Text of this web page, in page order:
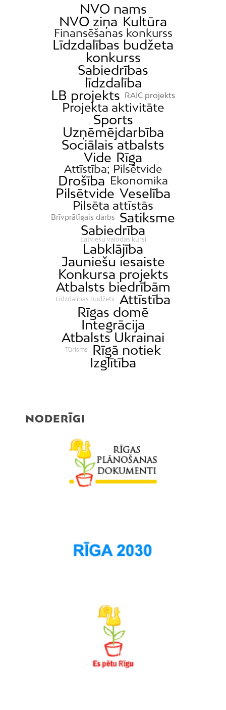
NVO nams
NVO ziņa Kultūra
Finansēšanas konkurss
Līdzdalības budžeta
konkurss
Sabiedrības
līdzdalība
LB projekts
RAIC projekts
Projekta aktivitāte
Sports
Uzņēmējdarbība
Sociālais atbalsts
Vide Rīga
Attīstība; Pilsētvide
Drošība Ekonomika
Pilsētvide Veselība
Pilsēta attīstās
Brīvprātīgais darbs
Satiksme
Sabiedrība
Latviešu valodas kursi
Labklājība
Jauniešu iesaiste
Konkursa projekts
Atbalsts biedrībām
Līdzdalības budžets
Attīstība
Rīgas domē
Integrācija
Atbalsts Ukrainai
Tūrisms
Rīgā notiek
Izglītība
NODERĪGI